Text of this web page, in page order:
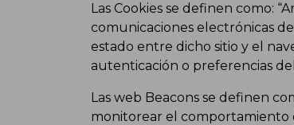
Las Cookies se definen como:
comunicaciones electrónicas
estado entre dicho sitio y el
autenticación o preferencias
Las web Beacons se definen
monitorear el comportamiento